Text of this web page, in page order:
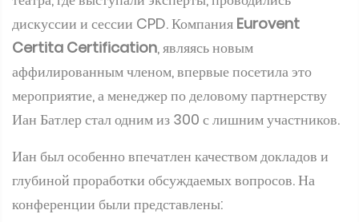
дискуссии и сессии CPD. Компания Eurovent
Certita Certification, являясь новым
аффилированным членом, впервые посетила это
мероприятие, а менеджер по деловому партнерству
Иан Батлер стал одним из 300 с лишним участников.
Иан был особенно впечатлен качеством докладов и
глубиной проработки обсуждаемых вопросов. На
конференции были представлены: